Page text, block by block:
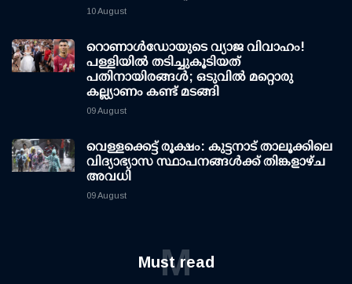
10 August
റൊണാള്‍ഡോയുടെ വ്യാജ വിവാഹം!
പള്ളിയില്‍ തടിച്ചുകൂടിയത്
പതിനായിരങ്ങള്‍; ഒടുവില്‍ മറ്റൊരു
കല്ല്യാണം കണ്ട് മടങ്ങി
09 August
വെള്ളക്കെട്ട് രൂക്ഷം: കുട്ടനാട് താലൂക്കിലെ
വിദ്യാഭ്യാസ സ്ഥാപനങ്ങള്‍ക്ക് തിങ്കളാഴ്ച
അവധി
09 August
Must read
M